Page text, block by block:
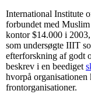
International Institute
forbundet med
kontor $14.000 i
som undersøgte IIIT
efterforskning af godt
beskrev i en beediget
hvorpå
frontorganisationer.